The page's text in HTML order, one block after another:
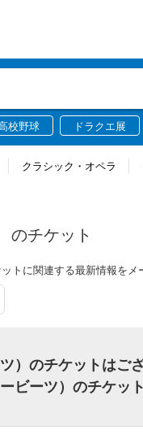
校野球 ドラクエ展
クラシック・オペラ
のチケット
トに関連する最新情報をメ
）のチケットはござ
ビーツ）のチケッ